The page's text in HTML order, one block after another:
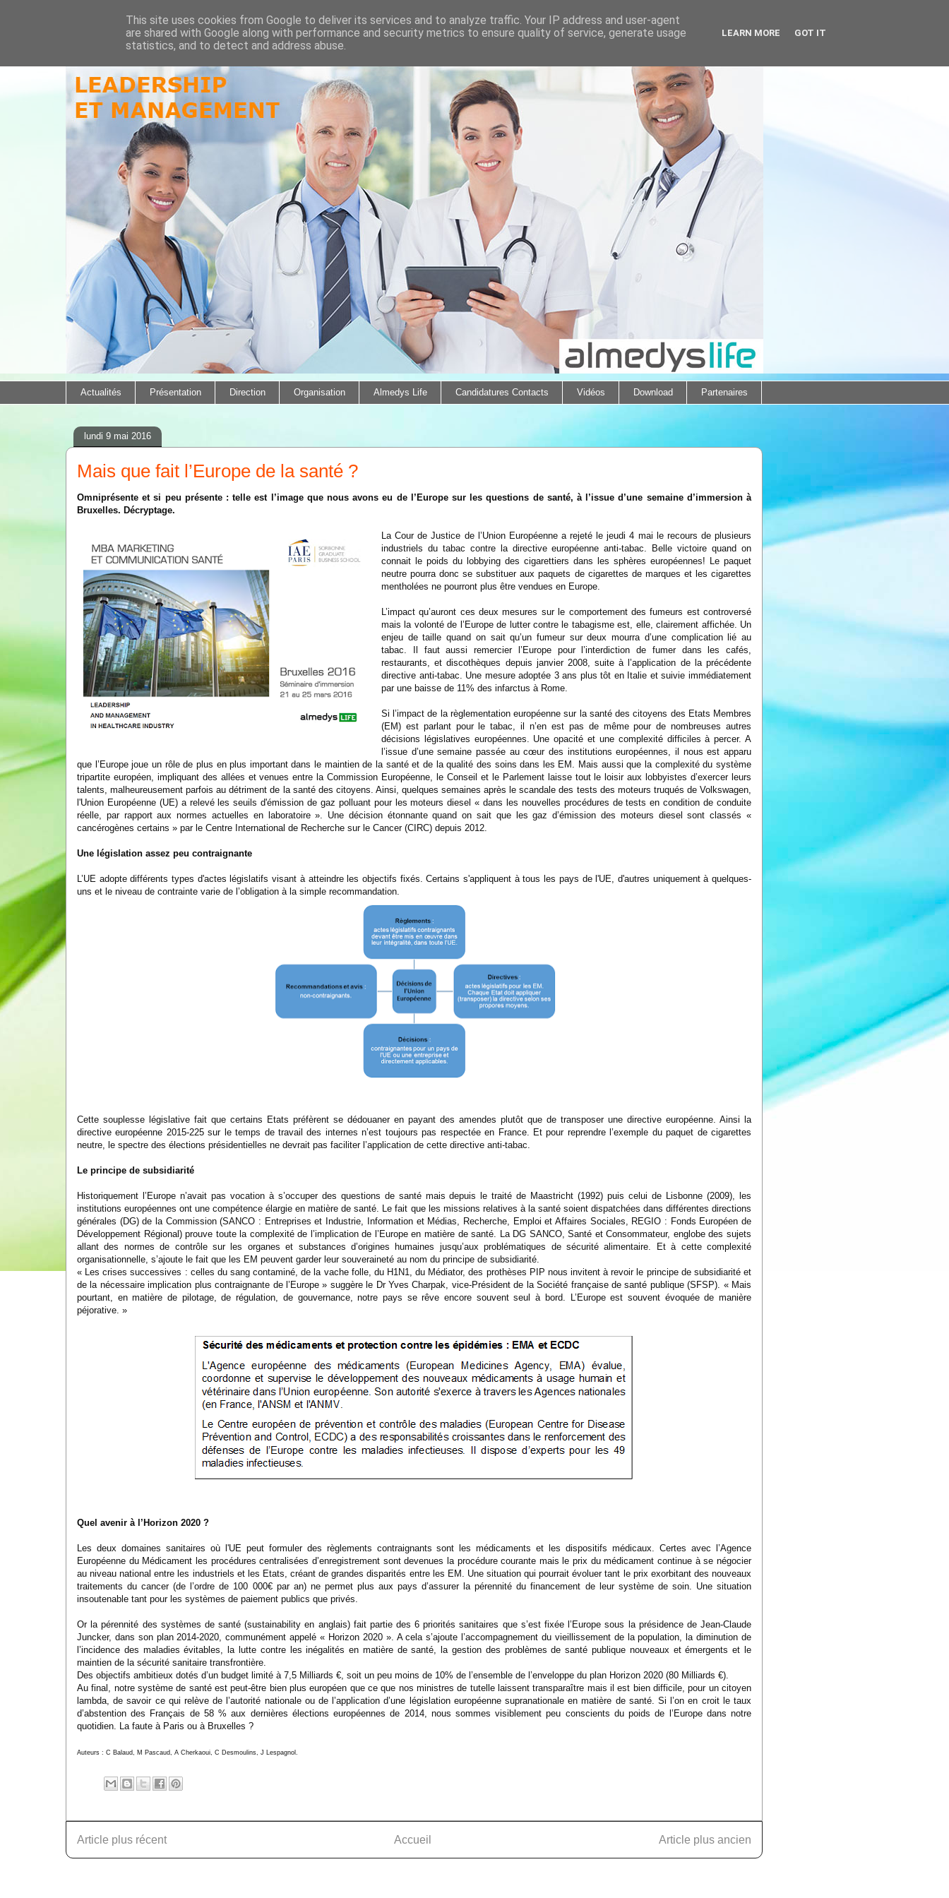
Actualités Présentation Direction Organisation Almedys Life Candidatures Contacts Vidéos Download Partenaires
lundi 9 mai 2016
Mais que fait l’Europe de la santé ?
Omniprésente et si peu présente : telle est l’image que nous avons eu de l’Europe sur les questions de santé, à l’issue d’une semaine d’immersion à
Bruxelles. Décryptage.
La Cour de Justice de l’Union Européenne a rejeté le jeudi 4 mai le recours de plusieurs
industriels du tabac contre la directive européenne anti-tabac. Belle victoire quand on
connait le poids du lobbying des cigarettiers dans les sphères européennes! Le paquet
neutre pourra donc se substituer aux paquets de cigarettes de marques et les cigarettes
mentholées ne pourront plus être vendues en Europe.
L’impact qu’auront ces deux mesures sur le comportement des fumeurs est controversé
mais la volonté de l’Europe de lutter contre le tabagisme est, elle, clairement affichée. Un
enjeu de taille quand on sait qu’un fumeur sur deux mourra d’une complication lié au
tabac. Il faut aussi remercier l’Europe pour l’interdiction de fumer dans les cafés,
restaurants, et discothèques depuis janvier 2008, suite à l’application de la précédente
directive anti-tabac. Une mesure adoptée 3 ans plus tôt en Italie et suivie immédiatement
par une baisse de 11% des infarctus à Rome.
Si l’impact de la règlementation européenne sur la santé des citoyens des Etats Membres
(EM) est parlant pour le tabac, il n’en est pas de même pour de nombreuses autres
décisions législatives européennes. Une opacité et une complexité difficiles à percer. A
l’issue d’une semaine passée au cœur des institutions européennes, il nous est apparu
que l’Europe joue un rôle de plus en plus important dans le maintien de la santé et de la qualité des soins dans les EM. Mais aussi que la complexité du système
tripartite européen, impliquant des allées et venues entre la Commission Européenne, le Conseil et le Parlement laisse tout le loisir aux lobbyistes d’exercer leurs
talents, malheureusement parfois au détriment de la santé des citoyens. Ainsi, quelques semaines après le scandale des tests des moteurs truqués de Volkswagen,
l'Union Européenne (UE) a relevé les seuils d'émission de gaz polluant pour les moteurs diesel « dans les nouvelles procédures de tests en condition de conduite
réelle, par rapport aux normes actuelles en laboratoire ». Une décision étonnante quand on sait que les gaz d’émission des moteurs diesel sont classés «
cancérogènes certains » par le Centre International de Recherche sur le Cancer (CIRC) depuis 2012.
Une législation assez peu contraignante
L’UE adopte différents types d'actes législatifs visant à atteindre les objectifs fixés. Certains s'appliquent à tous les pays de l'UE, d'autres uniquement à quelques-
uns et le niveau de contrainte varie de l’obligation à la simple recommandation.
Cette souplesse législative fait que certains Etats préfèrent se dédouaner en payant des amendes plutôt que de transposer une directive européenne. Ainsi la
directive européenne 2015-225 sur le temps de travail des internes n’est toujours pas respectée en France. Et pour reprendre l’exemple du paquet de cigarettes
neutre, le spectre des élections présidentielles ne devrait pas faciliter l’application de cette directive anti-tabac.
Le principe de subsidiarité
Historiquement l’Europe n’avait pas vocation à s’occuper des questions de santé mais depuis le traité de Maastricht (1992) puis celui de Lisbonne (2009), les
institutions européennes ont une compétence élargie en matière de santé. Le fait que les missions relatives à la santé soient dispatchées dans différentes directions
générales (DG) de la Commission (SANCO : Entreprises et Industrie, Information et Médias, Recherche, Emploi et Affaires Sociales, REGIO : Fonds Européen de
Développement Régional) prouve toute la complexité de l’implication de l’Europe en matière de santé. La DG SANCO, Santé et Consommateur, englobe des sujets
allant des normes de contrôle sur les organes et substances d’origines humaines jusqu’aux problématiques de sécurité alimentaire. Et à cette complexité
organisationnelle, s’ajoute le fait que les EM peuvent garder leur souveraineté au nom du principe de subsidiarité.
« Les crises successives : celles du sang contaminé, de la vache folle, du H1N1, du Médiator, des prothèses PIP nous invitent à revoir le principe de subsidiarité et
de la nécessaire implication plus contraignante de l’Europe » suggère le Dr Yves Charpak, vice-Président de la Société française de santé publique (SFSP). « Mais
pourtant, en matière de pilotage, de régulation, de gouvernance, notre pays se rêve encore souvent seul à bord. L’Europe est souvent évoquée de manière
péjorative. »
Quel avenir à l’Horizon 2020 ?
Les deux domaines sanitaires où l'UE peut formuler des règlements contraignants sont les médicaments et les dispositifs médicaux. Certes avec l’Agence
Européenne du Médicament les procédures centralisées d’enregistrement sont devenues la procédure courante mais le prix du médicament continue à se négocier
au niveau national entre les industriels et les Etats, créant de grandes disparités entre les EM. Une situation qui pourrait évoluer tant le prix exorbitant des nouveaux
traitements du cancer (de l’ordre de 100 000€ par an) ne permet plus aux pays d’assurer la pérennité du financement de leur système de soin. Une situation
insoutenable tant pour les systèmes de paiement publics que privés.
Or la pérennité des systèmes de santé (sustainability en anglais) fait partie des 6 priorités sanitaires que s’est fixée l’Europe sous la présidence de Jean-Claude
Juncker, dans son plan 2014-2020, communément appelé « Horizon 2020 ». A cela s’ajoute l’accompagnement du vieillissement de la population, la diminution de
l’incidence des maladies évitables, la lutte contre les inégalités en matière de santé, la gestion des problèmes de santé publique nouveaux et émergents et le
maintien de la sécurité sanitaire transfrontière.
Des objectifs ambitieux dotés d’un budget limité à 7,5 Milliards €, soit un peu moins de 10% de l’ensemble de l’enveloppe du plan Horizon 2020 (80 Milliards €).
Au final, notre système de santé est peut-être bien plus européen que ce que nos ministres de tutelle laissent transparaître mais il est bien difficile, pour un citoyen
lambda, de savoir ce qui relève de l’autorité nationale ou de l’application d’une législation européenne supranationale en matière de santé. Si l’on en croit le taux
d’abstention des Français de 58 % aux dernières élections européennes de 2014, nous sommes visiblement peu conscients du poids de l’Europe dans notre
quotidien. La faute à Paris ou à Bruxelles ?
Auteurs : C Balaud, M Pascaud, A Cherkaoui, C Desmoulins, J Lespagnol.
Article plus récent Article plus ancien
Accueil
This site uses cookies from Google to deliver its services and to analyze traffic. Your IP address and user-agent
are shared with Google along with performance and security metrics to ensure quality of service, generate usage
statistics, and to detect and address abuse.
LEARN MORE GOT IT